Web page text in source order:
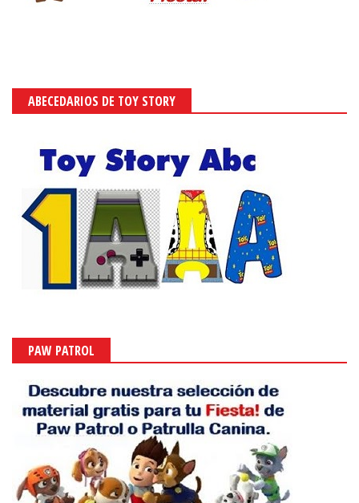
ABECEDARIOS DE TOY STORY
PAW PATROL